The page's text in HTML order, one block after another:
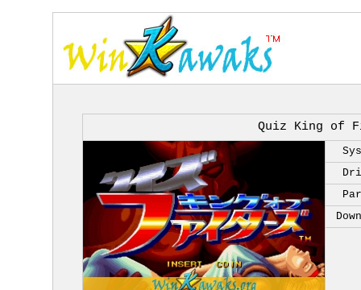
Quiz King of